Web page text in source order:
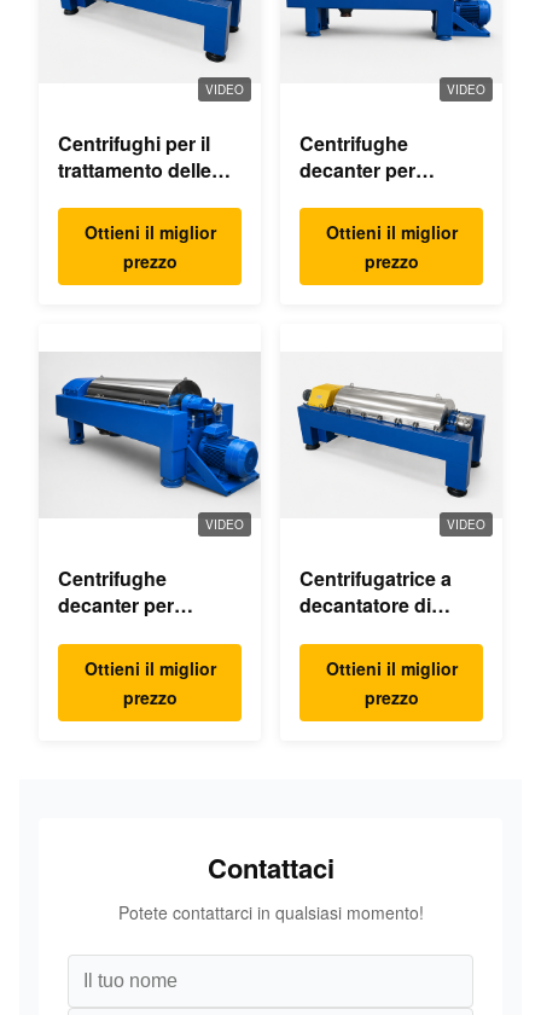
VIDEO
Centrifughi per il
trattamento delle
Ottieni il miglior
prezzo
VIDEO
Centrifughe
decanter per
di palma
Ottieni il miglior
prezzo
VIDEO
Centrifughe
decanter per
fineOttieni il miglior
prezzo
VIDEO
Centrifugatrice a
decantatore di
Ottieni il miglior
prezzo
Contattaci
Potete contattarci in qualsiasi momento!